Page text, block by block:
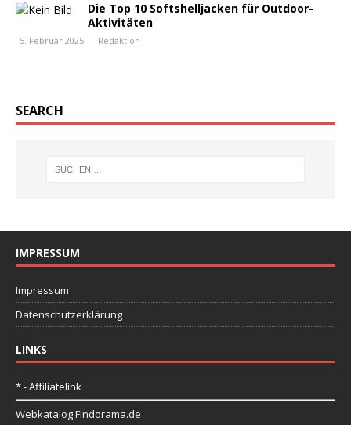
Die Top 10 Softshelljacken für Outdoor-
Aktivitäten
5. Februar 2025 Redaktion
SEARCH
IMPRESSUM
Impressum
Datenschutzerklärung
LINKS
* - Affiliatelink
Webkatalog Findorama.de